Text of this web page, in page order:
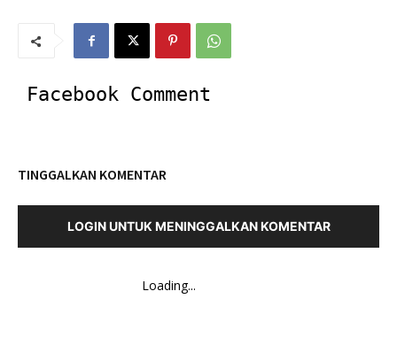
Facebook Comment
TINGGALKAN KOMENTAR
LOGIN UNTUK MENINGGALKAN KOMENTAR
Loading...